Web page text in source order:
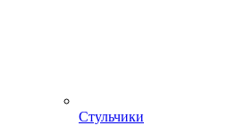
Стульчики